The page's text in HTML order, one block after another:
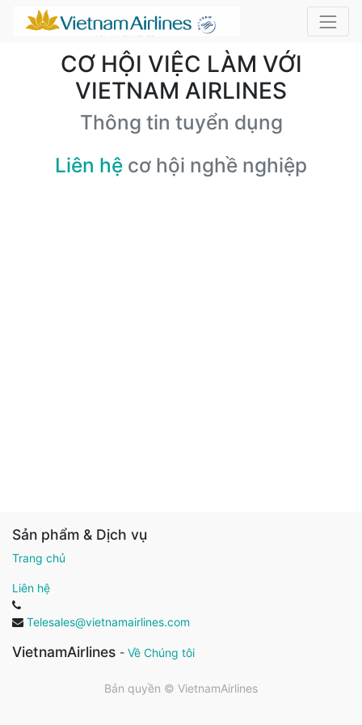
CƠ HỘI VIỆC LÀM VỚI
VIETNAM AIRLINES
Thông tin tuyển dụng
Liên hệ cơ hội nghề nghiệp
Sản phẩm & Dịch vụ
Trang chủ
Liên hệ
Telesales@vietnamairlines.com
VietnamAirlines - Về Chúng tôi
Bản quyền © VietnamAirlines